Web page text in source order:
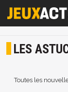
LES
Toutes les